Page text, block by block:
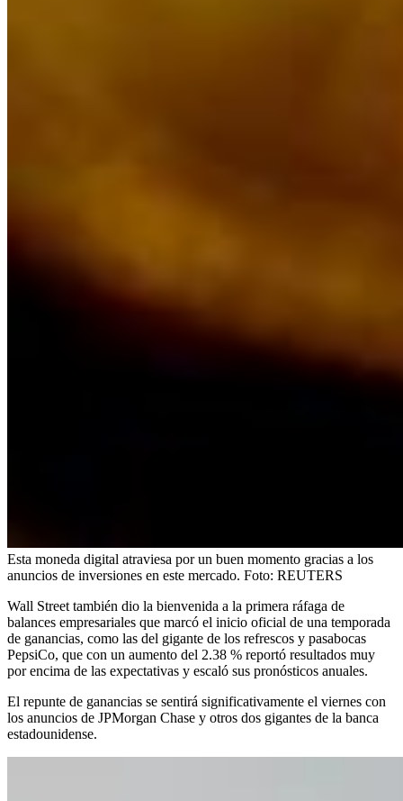
Esta moneda digital atraviesa por un buen momento gracias a los
anuncios de inversiones en este mercado. Foto: REUTERS
Wall Street también dio la bienvenida a la primera ráfaga de
balances empresariales que marcó el inicio oficial de una temporada
de ganancias, como las del gigante de los refrescos y pasabocas
PepsiCo, que con un aumento del 2.38 % reportó resultados muy
por encima de las expectativas y escaló sus pronósticos anuales.
El repunte de ganancias se sentirá significativamente el viernes con
los anuncios de JPMorgan Chase y otros dos gigantes de la banca
estadounidense.